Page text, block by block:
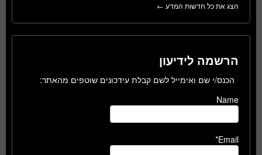
הצג את כל חדשות המדע ←
הרשמה לידיעון
הכנס/י שם ואימייל לשם קבלת עידכונים שוטפים מהאתר:
Name
Email*